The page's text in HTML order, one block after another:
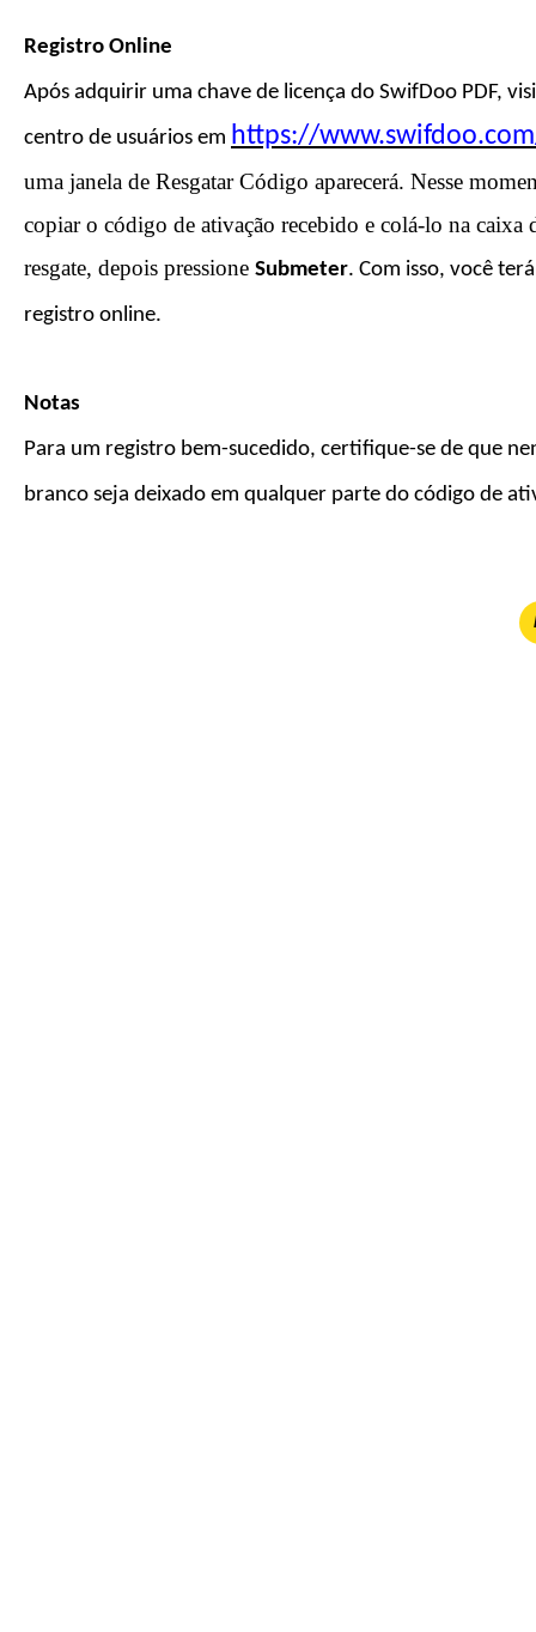
Registro Online
Após adquirir uma chave de licença do SwifDoo PDF,
centro de usuários em https://
uma janela de Resgatar Código aparecerá. Nesse
copiar o código de ativação recebido e colá-lo na caixa
resgate, depois pressione Submeter. Com isso, você
registro online.
Notas
Para um registro bem-sucedido, certifique-se de que
branco seja deixado em qualquer parte do código de